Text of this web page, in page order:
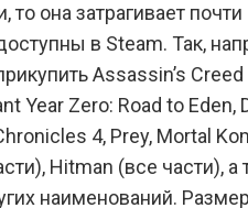
то она затрагивает
в Steam. Так,
Assassin’s Creed
Year Zero: Road to Eden,
4, Prey, Mortal
Hitman (все части), а
наименований.